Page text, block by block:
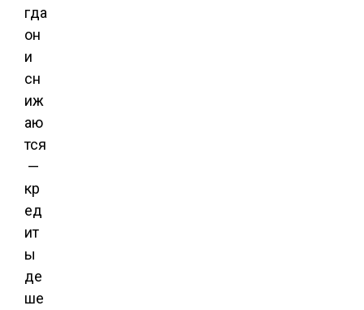
гда
он
и
сн
иж
аю
тся
—
кр
ед
ит
ы
де
ше